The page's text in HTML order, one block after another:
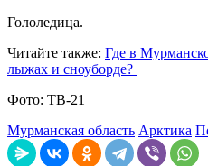
Гололедица.
Читайте также: Где в
лыжах и сноуборде?
Фото: ТВ-21
Мурманская область Арктика